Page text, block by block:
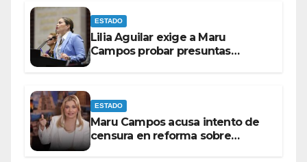
ESTADO
Lilia Aguilar exige a Maru
Campos probar presuntas
ESTADO
Maru Campos acusa intento de
censura en reforma sobre